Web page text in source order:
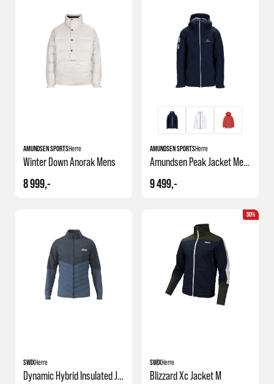
AMUNDSEN SPORTSHerre
Winter Down Anorak Mens
8 999,-
AMUNDSEN SPORTSHerre
Amundsen Peak Jacket Mens
9 499,-
SWIXHerre
Dynamic Hybrid Insulated Jacket
50%
SWIXHerre
Blizzard Xc Jacket M